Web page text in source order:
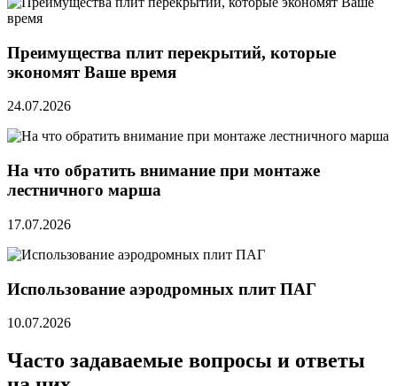
Преимущества плит перекрытий, которые
экономят Ваше время
24.07.2026
На что обратить внимание при монтаже
лестничного марша
17.07.2026
Использование аэродромных плит ПАГ
10.07.2026
Часто задаваемые вопросы и ответы